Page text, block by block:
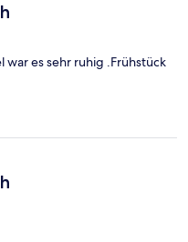
war es sehr ruhig .Frühstück